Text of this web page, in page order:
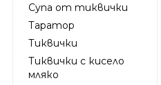
Супа от тиквички
Таратор
Тиквички
Тиквички с кисело
мляко